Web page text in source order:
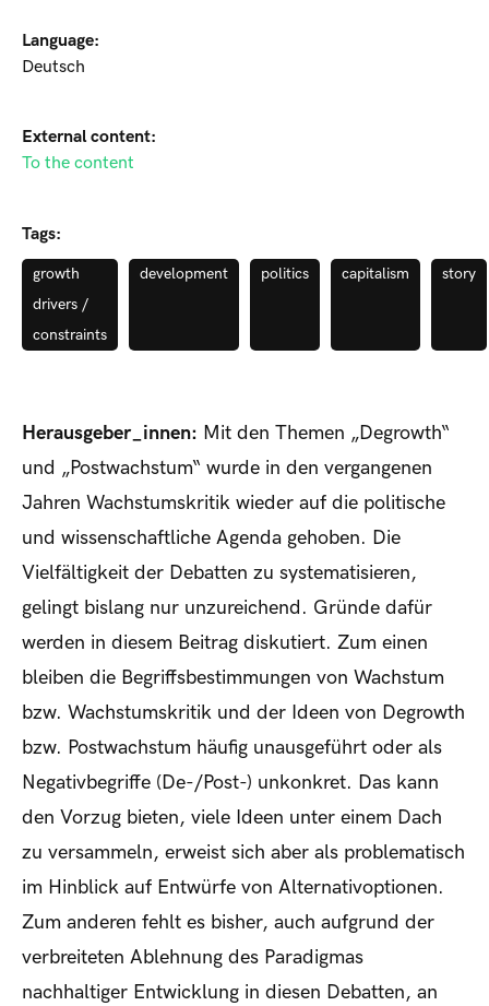
Language:
Deutsch
External content:
To the content
Tags:
growth
drivers /
constraints
development politics capitalism story
Herausgeber_innen: Mit den Themen „Degrowth“
und „Postwachstum“ wurde in den vergangenen
Jahren Wachstumskritik wieder auf die politische
und wissenschaftliche Agenda gehoben. Die
Vielfältigkeit der Debatten zu systematisieren,
gelingt bislang nur unzureichend. Gründe dafür
werden in diesem Beitrag diskutiert. Zum einen
bleiben die Begriffsbestimmungen von Wachstum
bzw. Wachstumskritik und der Ideen von Degrowth
bzw. Postwachstum häufig unausgeführt oder als
Negativbegriffe (De-/Post-) unkonkret. Das kann
den Vorzug bieten, viele Ideen unter einem Dach
zu versammeln, erweist sich aber als problematisch
im Hinblick auf Entwürfe von Alternativoptionen.
Zum anderen fehlt es bisher, auch aufgrund der
verbreiteten Ablehnung des Paradigmas
nachhaltiger Entwicklung in diesen Debatten, an